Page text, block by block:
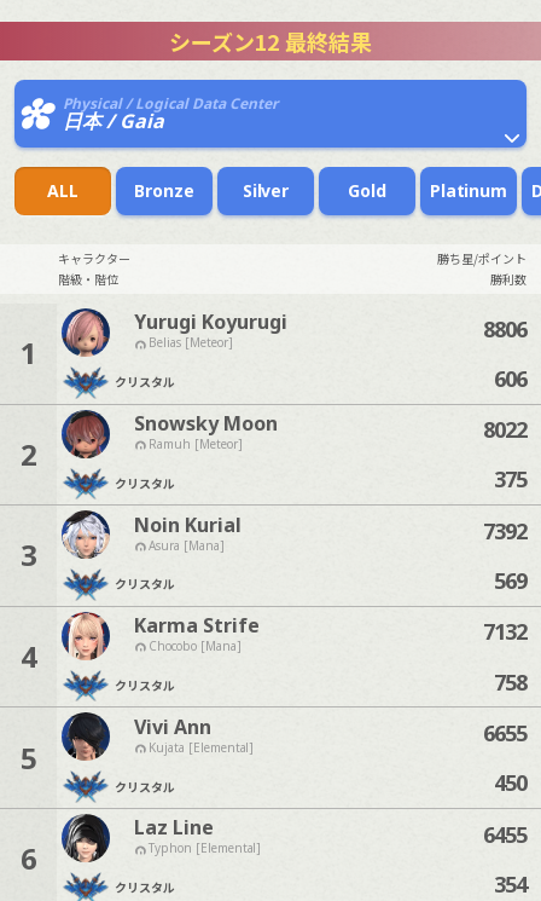
シーズン12 最終結果
Physical / Logical Data Center
日本 / Gaia
ALL Bronze Silver Gold Platinum
キャラクター
勝ち星/ポイント
階級・階位
勝利数
1
Yurugi Koyurugi
Belias [Meteor]
クリスタル
8806
606
2
Snowsky Moon
Ramuh [Meteor]
クリスタル
8022
375
3
Noin Kurial
Asura [Mana]
クリスタル
7392
569
4
Karma Strife
Chocobo [Mana]
クリスタル
7132
758
5
Vivi Ann
Kujata [Elemental]
クリスタル
6655
450
6
Laz Line
Typhon [Elemental]
クリスタル
6455
354